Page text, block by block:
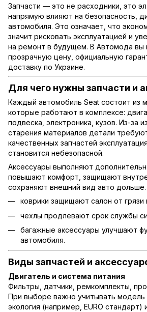
Запчасти — это не расходники, это
напрямую влияют на безопасность,
автомобиля. Это означает, что
значит рисковать эксплуатацией и
на ремонт в будущем. В Автомода вы
прозрачную цену, официальную
доставку по Украине.
Для чего нужны запчасти и
Каждый автомобиль Seat состоит из
которые работают в комплексе:
подвеска, электроника, кузов. Из-за
старения материалов детали
качественных запчастей
становится небезопасной.
Аксессуары выполняют
повышают комфорт, защищают
сохраняют внешний вид авто
коврики защищают салон от грязи
чехлы продлевают срок службы
багажные аксессуары улучшают
автомобиля.
Виды запчастей и
Двигатель и система питания
Фильтры, датчики, ремкомплекты,
При выборе важно учитывать модель
экология (например, EURO стандарт)